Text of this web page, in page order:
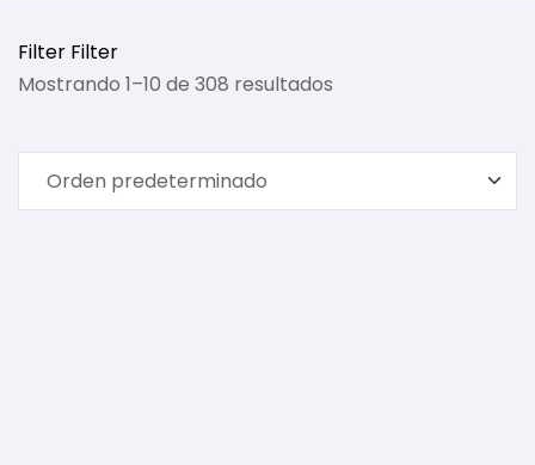
Filter Filter
Mostrando 1–10 de 308 resultados